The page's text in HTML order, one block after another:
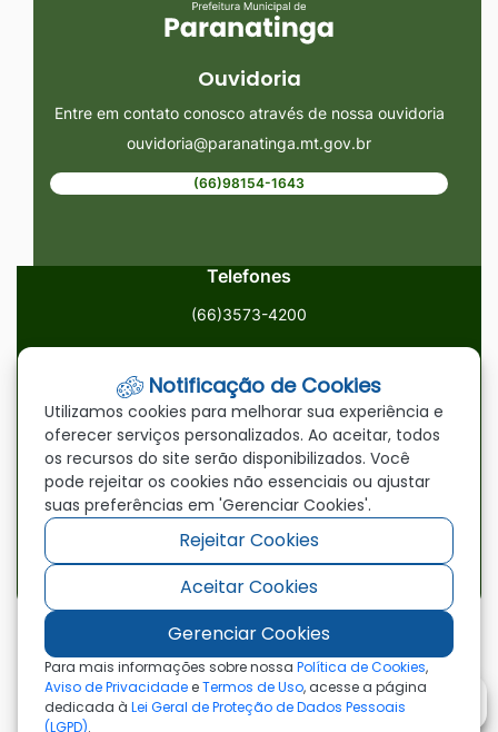
Ouvidoria
Entre em contato conosco através de nossa ouvidoria
ouvidoria@paranatinga.mt.gov.br
(66)98154-1643
Telefones
(66)3573-4200
ouvidoria@paranatinga.mt.gov.br
Localização
Av. Brasil, 1900, Centro, Paranatinga/MT, 78870-000
Redes Sociais
Acessar
a
Rede
Social
Facebook
Acessar
a
Rede
Social
Youtube
Acessar
a
Rede
Social
©2026 - Prefeitura Municipal de Paranatinga - MT
- Todos os direitos reservados
Notificação de Cookies
Utilizamos cookies para melhorar sua experiência e
oferecer serviços personalizados. Ao aceitar, todos
os recursos do site serão disponibilizados. Você
pode rejeitar os cookies não essenciais ou ajustar
suas preferências em 'Gerenciar Cookies'.
Rejeitar Cookies
Aceitar Cookies
Gerenciar Cookies
Para mais informações sobre nossa Política de Cookies,
Aviso de PrivacidadeeTermos de Uso, acesse a página
dedicada à Lei Geral de Proteção de Dados Pessoais
(LGPD).